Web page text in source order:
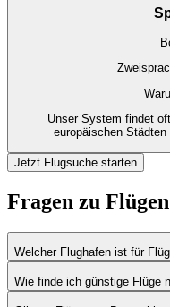
Unser System findet
europäischen Städten
Jetzt Flugsuche starten
Fragen zu
Welcher Flughafen ist für
Wie finde ich günstige Flüge